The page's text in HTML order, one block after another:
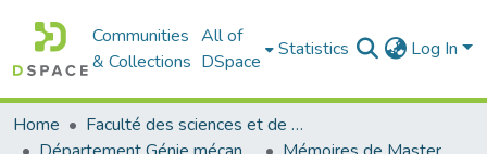
Communities
& Collections
All of
DSpace
Statistics Log In
Home
Faculté des sciences et de la technologie